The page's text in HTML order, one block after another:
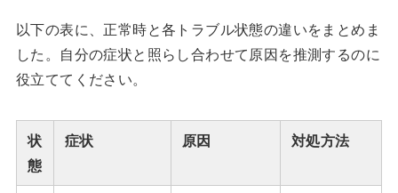
以下の表に、正常時と各トラブル状態の違いをまとめま
した。自分の症状と照らし合わせて原因を推測するのに
役立ててください。
状
態
症状 原因 対処方法